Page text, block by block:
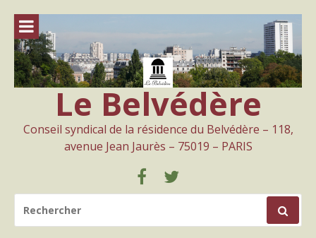
contenu
Le Belvédère
Conseil syndical de la résidence du Belvédère – 118,
avenue Jean Jaurès – 75019 – PARIS
FacebookTwitter
POUR
: